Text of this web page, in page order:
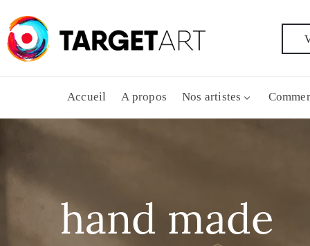
Accueil A propos Nos artistes
hand made